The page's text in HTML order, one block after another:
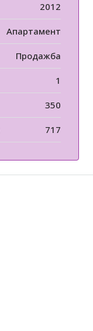
2012
Апартамент
Продажба
1
350
717